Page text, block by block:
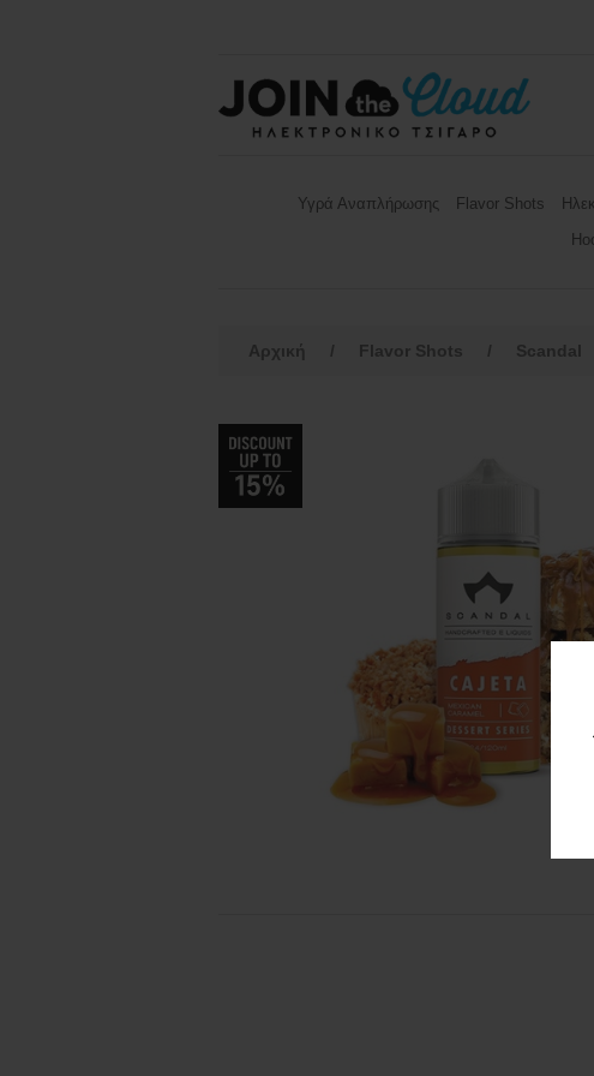
Υγρά Αναπλήρωσης Flavor Shots
Αρχική / Flavor Shots / Scandal